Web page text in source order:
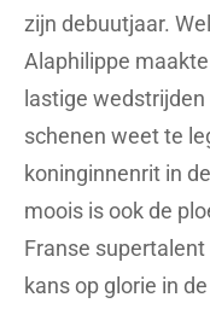
zijn debuutjaar.
Alaphilippe
lastige
schenen weet te
koninginnenrit in
moois is ook de
Franse
kans op glorie in